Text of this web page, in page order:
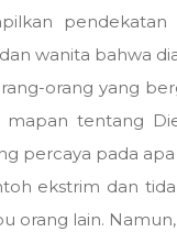
wanita bahwa
orang yang
mapan tentang
percaya pada
ekstrim dan
orang lain.